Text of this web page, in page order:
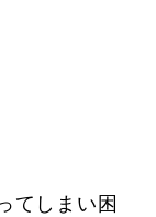
てしまい困